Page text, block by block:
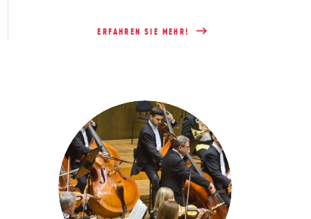
ERFAHREN SIE MEHR!